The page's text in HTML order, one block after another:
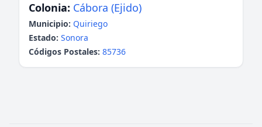
Colonia: Cábora (Ejido)
Municipio: Quiriego
Estado: Sonora
Códigos Postales: 85736